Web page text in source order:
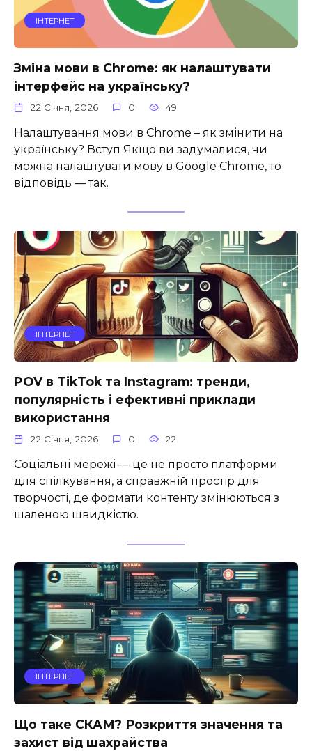
ІНТЕРНЕТ
Зміна мови в Chrome: як налаштувати
інтерфейс на українську?
22 Січня, 2026 0 49
Налаштування мови в Chrome – як змінити на
українську? Вступ Якщо ви задумалися, чи
можна налаштувати мову в Google Chrome, то
відповідь — так.
ІНТЕРНЕТ
POV в TikTok та Instagram: тренди,
популярність і ефективні приклади
використання
22 Січня, 2026 0 22
Соціальні мережі — це не просто платформи
для спілкування, а справжній простір для
творчості, де формати контенту змінюються з
шаленою швидкістю.
ІНТЕРНЕТ
Що таке СКАМ? Розкриття значення та
захист від шахрайства